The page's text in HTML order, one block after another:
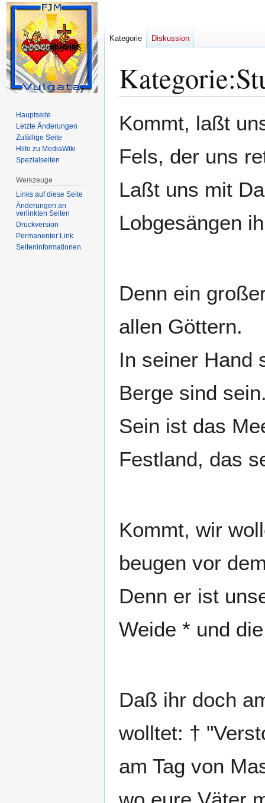
Kategorie:
Navigation
Suche
Kommt, laßt
Fels, der uns
Laßt uns mit
Denn ein
allen Göttern.
In seiner Hand
Berge sind
Sein ist das
Kommt, wir
beugen vor
Denn er ist
Daß ihr doch
wolltet: †
am Tag von
Kategorie Diskussion
Hauptseite
Letzte Änderungen
Zufällige Seite
Hilfe zu MediaWiki
Spezialseiten
Werkzeuge
Links auf diese Seite
Änderungen an
verlinkten Seiten
Druckversion
Permanenter Link
Seiten­­informationen